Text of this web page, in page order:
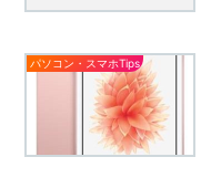
パソコン・スマホTips